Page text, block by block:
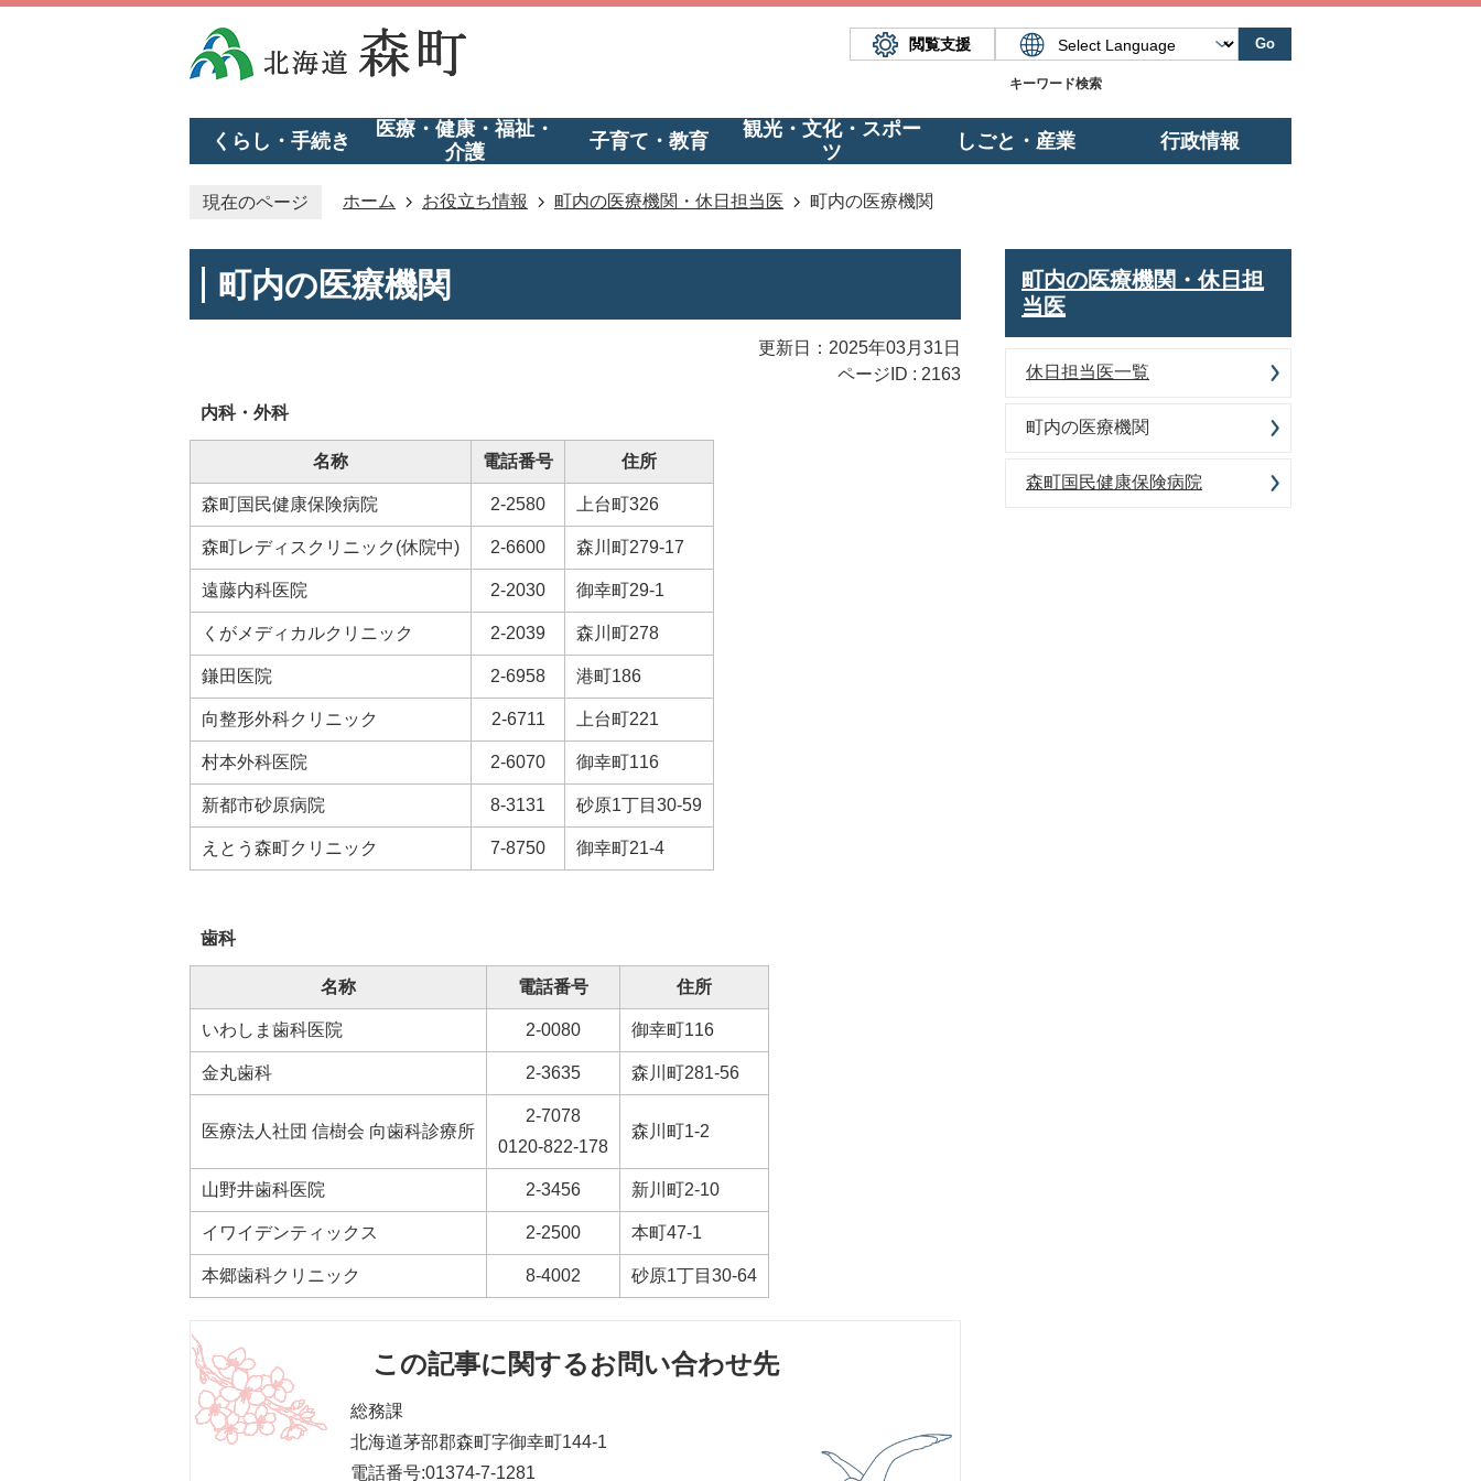
閲覧支援 Go
キーワード検索
くらし・手続き
医療・健康・福祉・
介護
子育て・教育
観光・文化・スポー
ツ
しごと・産業 行政情報
現在のページ ホーム お役立ち情報 町内の医療機関・休日担当医 町内の医療機関
町内の医療機関
更新日：2025年03月31日
ページID : 2163
内科・外科
名称 電話番号 住所
森町国民健康保険病院 2-2580 上台町326
森町レディスクリニック(休院中) 2-6600 森川町279-17
遠藤内科医院 2-2030 御幸町29-1
くがメディカルクリニック 2-2039 森川町278
鎌田医院 2-6958 港町186
向整形外科クリニック 2-6711 上台町221
村本外科医院 2-6070 御幸町116
新都市砂原病院 8-3131 砂原1丁目30-59
えとう森町クリニック 7-8750 御幸町21-4
歯科
名称 電話番号 住所
いわしま歯科医院 2-0080 御幸町116
金丸歯科 2-3635 森川町281-56
医療法人社団 信樹会 向歯科診療所
2-7078
0120-822-178
森川町1-2
山野井歯科医院 2-3456 新川町2-10
イワイデンティックス 2-2500 本町47-1
本郷歯科クリニック 8-4002 砂原1丁目30-64
この記事に関するお問い合わせ先
総務課
北海道茅部郡森町字御幸町144-1
電話番号:01374-7-1281
町内の医療機関・休日担
当医
休日担当医一覧
町内の医療機関
森町国民健康保険病院